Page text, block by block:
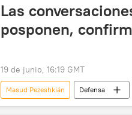
Las
posponen,
19 de junio, 16:19 GMT
Masud Pezeshkián Defensa
Suiza
Hizbulá 🌍